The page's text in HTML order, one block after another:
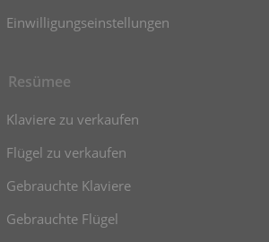
Einwilligungseinstellungen
Resümee
Klaviere zu verkaufen
Flügel zu verkaufen
Gebrauchte Klaviere
Gebrauchte Flügel